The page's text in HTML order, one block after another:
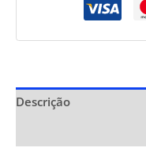
Descrição